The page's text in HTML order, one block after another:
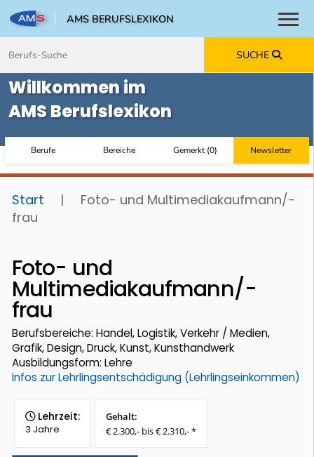
AMS BERUFSLEXIKON
SUCHE
Willkommen im
AMS Berufslexikon
Berufe Bereiche Gemerkt(0) Newsletter
Start |
Foto- und Multimediakaufmann/-
frau
Foto- und
Multimediakaufmann/-
frau
Berufsbereiche: Handel, Logistik, Verkehr / Medien,
Grafik, Design, Druck, Kunst, Kunsthandwerk
Ausbildungsform: Lehre
Infos zur Lehrlingsentschädigung (Lehrlingseinkommen)
Lehrzeit:
3 Jahre
Gehalt:
€ 2.300,- bis € 2.310,- *